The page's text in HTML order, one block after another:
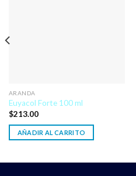
ARANDA
Euyacol Forte 100 ml
$213.00
AÑADIR AL CARRITO